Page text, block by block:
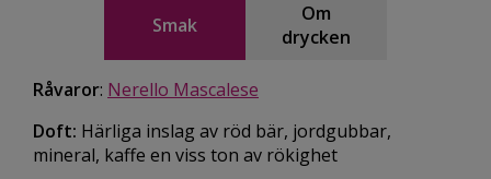
Smak
Om
drycken
Råvaror: Nerello Mascalese
Doft: Härliga inslag av röd bär, jordgubbar,
mineral, kaffe en viss ton av rökighet